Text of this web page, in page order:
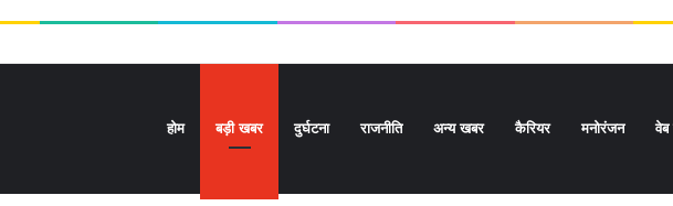
होम बड़ी खबर दुर्घटना राजनीति अन्य खबर कैरियर मनोरंजन वेब